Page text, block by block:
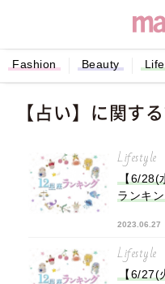
Fashion Beauty
【占い】に関す
Lifestyle
【6/
ランキ
2023.06.27
Lifestyle
【6/